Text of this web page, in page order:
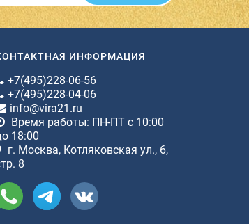
ИНФОРМАЦИЯ
+7(495)228-06-56
+7(495)228-04-06
info@vira21.ru
Время работы: ПН-ПТ с 10:00
18:00
г. Москва, Котляковская ул., 6,
8